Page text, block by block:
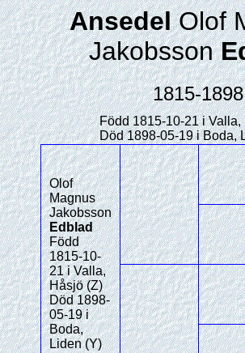
AnsedelOlof
Jakobsson
1815-1898
Född 1815-10-21 i Valla,
Död 1898-05-19 i Boda,
Olof
Magnus
Jakobsson
Edblad
Född
1815-10-
21 i Valla,
Håsjö (Z)
Död 1898-
05-19 i
Boda,
Liden (Y)